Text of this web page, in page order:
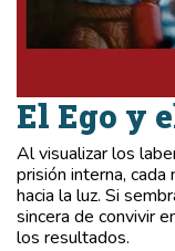
El Ego y
Al visualizar los
prisión interna,
hacia la luz. Si
sincera de convivir
los resultados.